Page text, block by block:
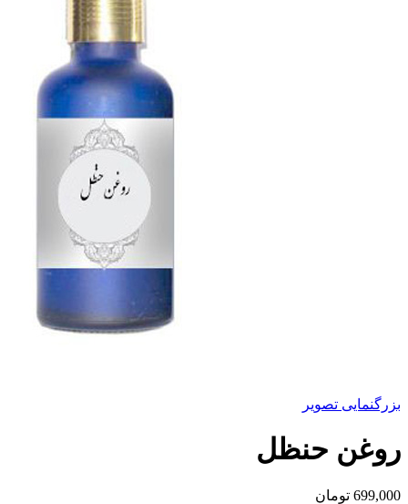
بزرگنمایی تصویر
روغن حنظل
699,000 تومان